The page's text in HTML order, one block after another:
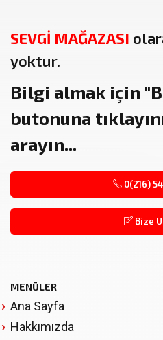
SEVGİ MAĞAZASI
yoktur.
Bilgi almak için
butonuna
arayın...
0(216)
Bize
MENÜLER
Ana Sayfa
Hakkımızda